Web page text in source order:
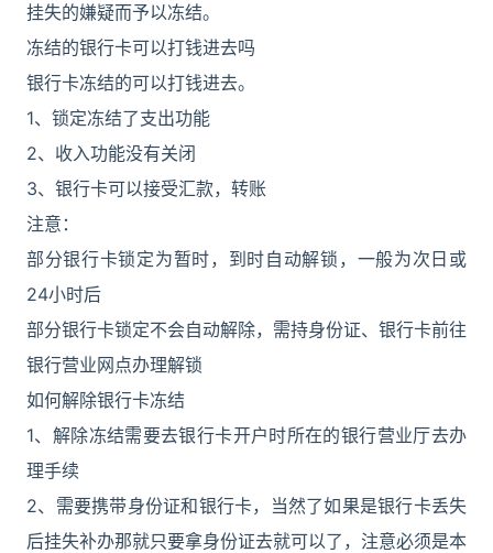
挂失的嫌疑而予以冻结。
冻结的银行卡可以打钱进去吗
银行卡冻结的可以打钱进去。
1、锁定冻结了支出功能
2、收入功能没有关闭
3、银行卡可以接受汇款，转账
注意：
部分银行卡锁定为暂时，到时自动解锁，一般为次日或
24小时后
部分银行卡锁定不会自动解除，需持身份证、银行卡前往
银行营业网点办理解锁
如何解除银行卡冻结
1、解除冻结需要去银行卡开户时所在的银行营业厅去办
理手续
2、需要携带身份证和银行卡，当然了如果是银行卡丢失
后挂失补办那就只要拿身份证去就可以了，注意必须是本